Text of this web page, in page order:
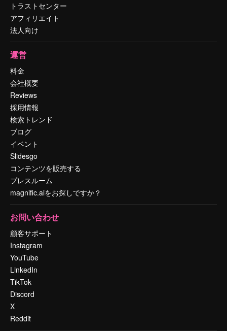
トラストセンター
アフィリエイト
法人向け
運営
料金
会社概要
Reviews
採用情報
検索トレンド
ブログ
イベント
Slidesgo
コンテンツを販売する
プレスルーム
magnific.aiをお探しですか？
お問い合わせ
顧客サポート
Instagram
YouTube
LinkedIn
TikTok
Discord
X
Reddit